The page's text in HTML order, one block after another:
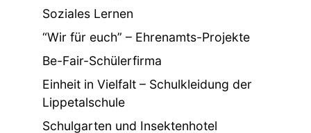
Soziales Lernen
“Wir für euch” – Ehrenamts-Projekte
Be-Fair-Schülerfirma
Einheit in Vielfalt – Schulkleidung der
Lippetalschule
Schulgarten und Insektenhotel